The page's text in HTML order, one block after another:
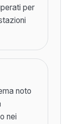
per
noto
nei